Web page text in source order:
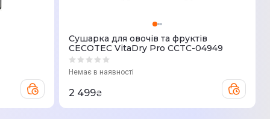
Сушарка для овочів та фруктів
CECOTEC VitaDry Pro CCTC-04949
Немає в наявності
2 499₴